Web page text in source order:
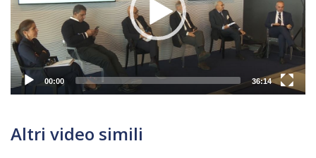
00:00 36:14
Altri video simili